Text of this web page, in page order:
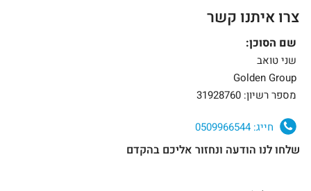
צרו איתנו קשר
שם הסוכן:
שני טואב
Golden Group
מספר רשיון: 31928760
חייג:
שלחו לנו הודעה ונחזור אליכם בהקדם